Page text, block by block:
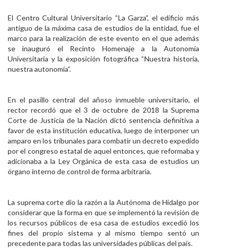
El Centro Cultural Universitario “La Garza”, el edificio más
antiguo de la máxima casa de estudios de la entidad, fue el
marco para la realización de este evento en el que además
se inauguró el Recinto Homenaje a la Autonomía
Universitaria y la exposición fotográfica “Nuestra historia,
nuestra autonomía”.
En el pasillo central del añoso inmueble universitario, el
rector recordó que el 3 de octubre de 2018 la Suprema
Corte de Justicia de la Nación dictó sentencia definitiva a
favor de esta institución educativa, luego de interponer un
amparo en los tribunales para combatir un decreto expedido
por el congreso estatal de aquel entonces, que reformaba y
adicionaba a la Ley Orgánica de esta casa de estudios un
órgano interno de control de forma arbitraria.
La suprema corte dio la razón a la Autónoma de Hidalgo por
considerar que la forma en que se implementó la revisión de
los recursos públicos de esa casa de estudios excedió los
fines del propio sistema y al mismo tiempo sentó un
precedente para todas las universidades públicas del país.